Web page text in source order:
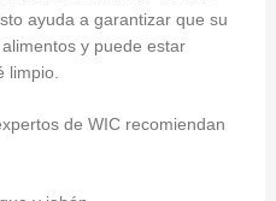
ayuda a garantizar que su
y puede estar
de WIC recomiendan